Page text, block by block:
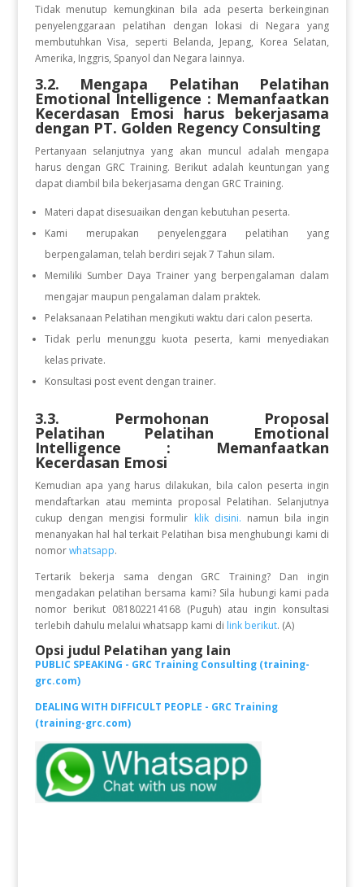
Tidak menutup kemungkinan bila ada peserta berkeinginan
penyelenggaraan pelatihan dengan lokasi di Negara yang
membutuhkan Visa, seperti Belanda, Jepang, Korea Selatan,
Amerika, Inggris, Spanyol dan Negara lainnya.
3.2. Mengapa Pelatihan Pelatihan
Emotional Intelligence : Memanfaatkan
Kecerdasan Emosi harus bekerjasama
dengan PT. Golden Regency Consulting
Pertanyaan selanjutnya yang akan muncul adalah mengapa
harus dengan GRC Training. Berikut adalah keuntungan yang
dapat diambil bila bekerjasama dengan GRC Training.
Materi dapat disesuaikan dengan kebutuhan peserta.
Kami merupakan penyelenggara pelatihan yang
berpengalaman, telah berdiri sejak 7 Tahun silam.
Memiliki Sumber Daya Trainer yang berpengalaman dalam
mengajar maupun pengalaman dalam praktek.
Pelaksanaan Pelatihan mengikuti waktu dari calon peserta.
Tidak perlu menunggu kuota peserta, kami menyediakan
kelas private.
Konsultasi post event dengan trainer.
3.3. Permohonan Proposal
Pelatihan Pelatihan Emotional
Intelligence : Memanfaatkan
Kecerdasan Emosi
Kemudian apa yang harus dilakukan, bila calon peserta ingin
mendaftarkan atau meminta proposal Pelatihan. Selanjutnya
cukup dengan mengisi formulir klik disini. namun bila ingin
menanyakan hal hal terkait Pelatihan bisa menghubungi kami di
nomor whatsapp.
Tertarik bekerja sama dengan GRC Training? Dan ingin
mengadakan pelatihan bersama kami? Sila hubungi kami pada
nomor berikut 081802214168 (Puguh) atau ingin konsultasi
terlebih dahulu melalui whatsapp kami di link berikut. (A)
Opsi judul Pelatihan yang lain
PUBLIC SPEAKING - GRC Training Consulting (training-
grc.com)
DEALING WITH DIFFICULT PEOPLE - GRC Training
(training-grc.com)